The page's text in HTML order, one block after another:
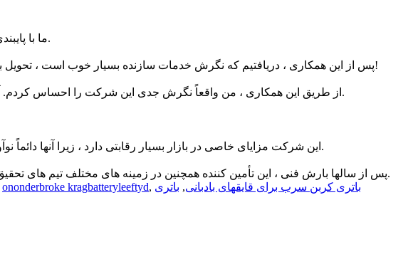
ما با پایبندی به اصل کسب و کار مزایای متقابل ، ما یک معامله شاد و موفق داریم ، فکر می کنیم بهترین شریک تجاری خواهیم بود.
پس از این همکاری ، دریافتیم که نگرش خدمات سازنده بسیار خوب است ، تحویل بسیار سریع است و به زودی دریافت می شود و کیفیت کالا نیز بسیار خوب است. ما از این همکاری بسیار راضی هستیم!
از طریق این همکاری ، من واقعاً نگرش جدی این شرکت را احساس کردم. آنها واقعاً می خواهند بهترین محصولات و خدمات با کیفیت را به همه بیاورند و به آنها کمک کنند ، من واقعاً لمس می کنم.
این شرکت مزایای خاصی در بازار بسیار رقابتی دارد ، زیرا آنها دائماً نوآوری محصول و فناوری را دنبال می کنند و مشتریان جدید و قدیمی را با محصولات و خدمات با کیفیت بالا جذب می کنند.
پس از سالها بارش فنی ، این تأمین کننده همچنین در زمینه های مختلف تیم های تحقیق و توسعه دارد. سیستم تحقیق و توسعه و سیستم کنترل تولید بسیار استاندارد هستند و محصولات بسیار مناسب هستند.
ononderbroke kragbatteryleeftyd, باتری کربن سرب برای قایقهای بادبانی, باتری